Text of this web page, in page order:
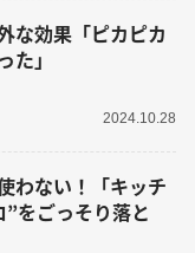
な効果「ピカピカ
た」
2024.10.28
わない！「キッチ
をごっそり落と